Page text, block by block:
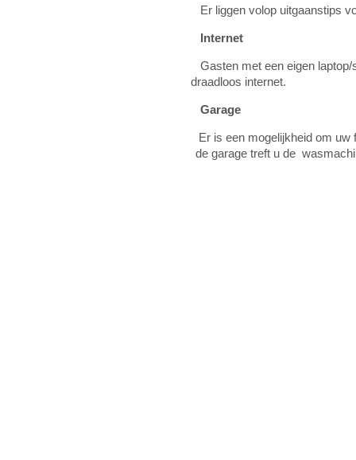
Er liggen volop uitgaanstips
Internet
Gasten met een eigen
draadloos internet.
Garage
Er is een mogelijkheid om uw
de garage treft u de